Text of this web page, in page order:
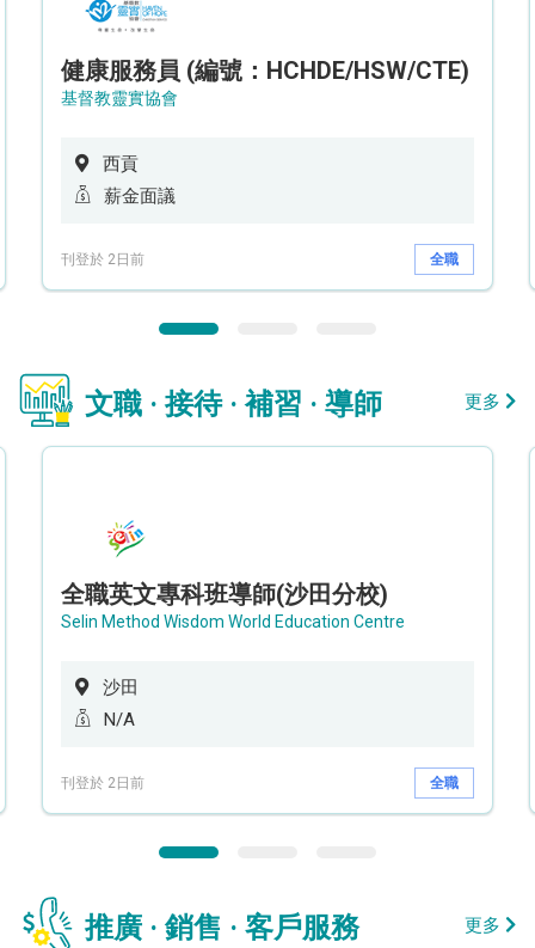
健康服務員 (編號：HCHDE/HSW/CTE)
基督教靈實協會
西貢
薪金面議
刊登於 2日前 全職
文職 · 接待 · 補習 · 導師 更多
全職英文專科班導師(沙田分校)
Selin Method Wisdom World Education Centre
沙田
N/A
刊登於 2日前 全職
推廣 · 銷售 · 客戶服務 更多